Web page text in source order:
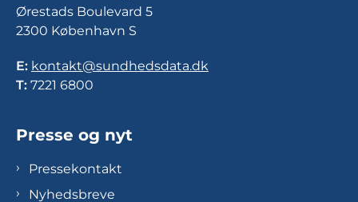
Ørestads Boulevard 5
2300 København S
E: kontakt@sundhedsdata.dk
T: 7221 6800
Presse og nyt
Pressekontakt
Nyhedsbreve